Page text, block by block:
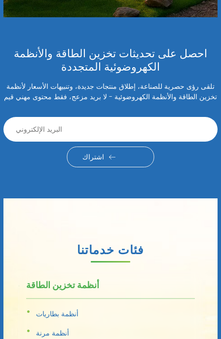
احصل على تحديثات تخزين الطاقة والأنظمة
الكهروضوئية المتجددة
تلقى رؤى حصرية للصناعة، إطلاق منتجات جديدة، وتنبيهات الأسعار لأنظمة
تخزين الطاقة والأنظمة الكهروضوئية - لا بريد مزعج، فقط محتوى مهني قيم
اشتراك
فئات خدماتنا
أنظمة تخزين الطاقة
أنظمة بطاريات
أنظمة مرنة